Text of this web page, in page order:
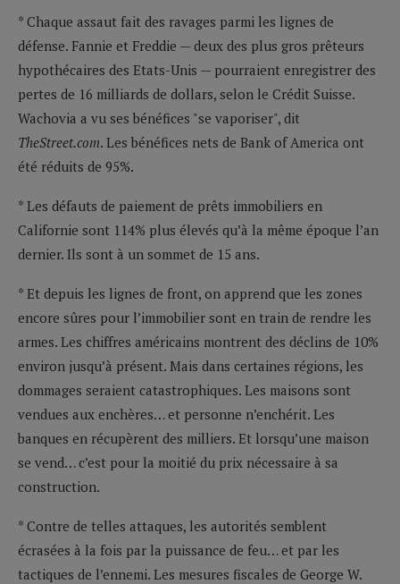
* Chaque assaut fait des ravages parmi les lignes de
défense. Fannie et Freddie — deux des plus gros prêteurs
hypothécaires des Etats-Unis — pourraient enregistrer des
pertes de 16 milliards de dollars, selon le Crédit Suisse.
Wachovia a vu ses bénéfices "se vaporiser", dit
TheStreet.com. Les bénéfices nets de Bank of America ont
été réduits de 95%.
* Les défauts de paiement de prêts immobiliers en
Californie sont 114% plus élevés qu’à la même époque l’an
dernier. Ils sont à un sommet de 15 ans.
* Et depuis les lignes de front, on apprend que les zones
encore sûres pour l’immobilier sont en train de rendre les
armes. Les chiffres américains montrent des déclins de 10%
environ jusqu’à présent. Mais dans certaines régions, les
dommages seraient catastrophiques. Les maisons sont
vendues aux enchères… et personne n’enchérit. Les
banques en récupèrent des milliers. Et lorsqu’une maison
se vend… c’est pour la moitié du prix nécessaire à sa
construction.
* Contre de telles attaques, les autorités semblent
écrasées à la fois par la puissance de feu… et par les
tactiques de l’ennemi. Les mesures fiscales de George W.